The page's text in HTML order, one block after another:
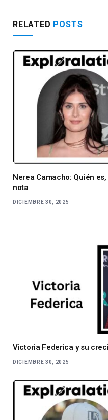
RELATED POSTS
Nerea Camacho: Quién
nota
DICIEMBRE 30, 2025
Victoria Federica y su
DICIEMBRE 30, 2025